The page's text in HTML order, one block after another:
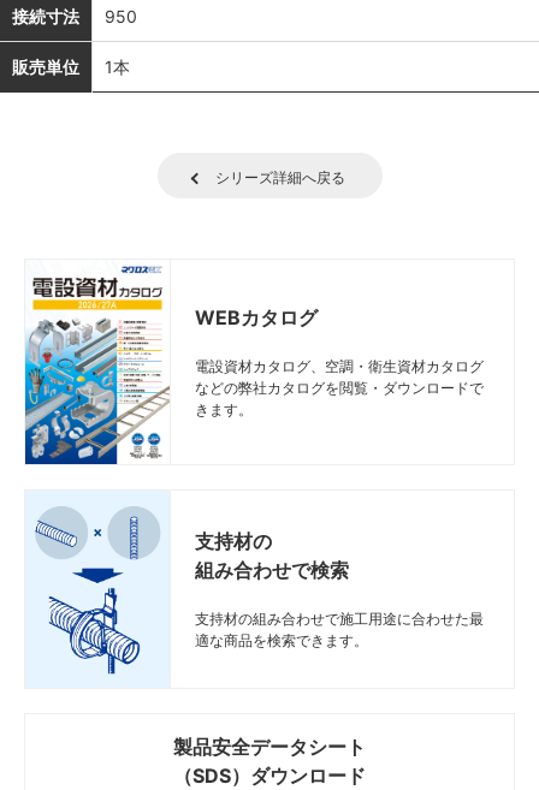
接続寸法 950
販売単位 1本
シリーズ詳細へ戻る
WEBカタログ
電設資材カタログ、空調・衛生資材カタログ
などの弊社カタログを閲覧・ダウンロードで
きます。
支持材の
組み合わせで検索
支持材の組み合わせで施工用途に合わせた最
適な商品を検索できます。
製品安全データシート
（SDS）ダウンロード